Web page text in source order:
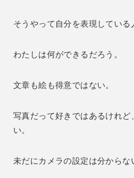
そうやって自分を表現している
わたしは何ができるだろう。
文章も絵も得意ではない。
写真だって好きではあるけれど
い。
未だにカメラの設定は分からな